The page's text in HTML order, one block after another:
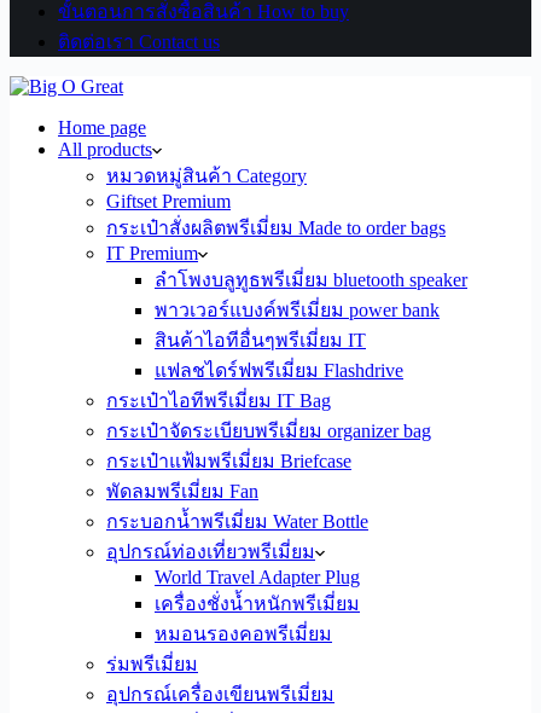
ขั้นตอนการสั่งซื้อสินค้า How to buy
ติดต่อเรา Contact us
Home page
All products
หมวดหมู่สินค้า Category
Giftset Premium
กระเป๋าสั่งผลิตพรีเมี่ยม Made to order bags
IT Premium
ลำโพงบลูทูธพรีเมี่ยม bluetooth speaker
พาวเวอร์แบงค์พรีเมี่ยม power bank
สินค้าไอทีอื่นๆพรีเมี่ยม IT
แฟลชไดร์ฟพรีเมี่ยม Flashdrive
กระเป๋าไอทีพรีเมี่ยม IT Bag
กระเป๋าจัดระเบียบพรีเมี่ยม organizer bag
กระเป๋าแฟ้มพรีเมี่ยม Briefcase
พัดลมพรีเมี่ยม Fan
กระบอกน้ำพรีเมี่ยม Water Bottle
อุปกรณ์ท่องเที่ยวพรีเมี่ยม
World Travel Adapter Plug
เครื่องชั่งน้ำหนักพรีเมี่ยม
หมอนรองคอพรีเมี่ยม
ร่มพรีเมี่ยม
อุปกรณ์เครื่องเขียนพรีเมี่ยม